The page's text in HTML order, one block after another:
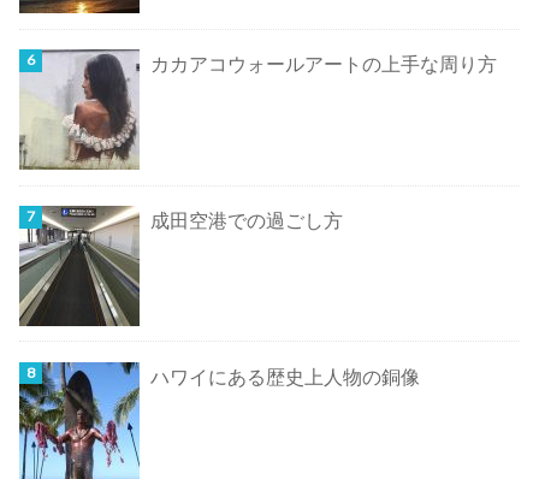
カカアコウォールアートの上手な周り方
成田空港での過ごし方
ハワイにある歴史上人物の銅像